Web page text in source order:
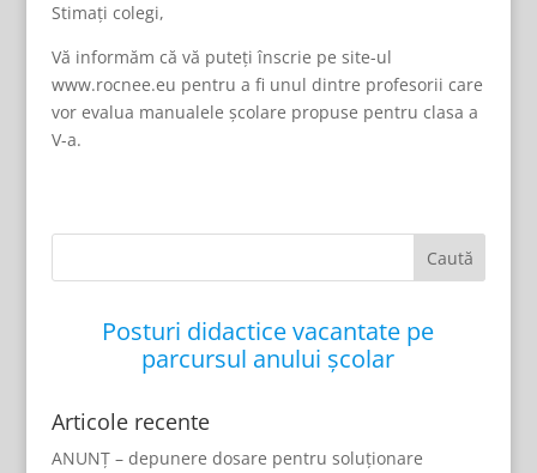
Stimați colegi,
Vă informăm că vă puteți înscrie pe site-ul
www.rocnee.eu pentru a fi unul dintre profesorii care
vor evalua manualele școlare propuse pentru clasa a
V-a.
Posturi didactice vacantate pe
parcursul anului școlar
Articole recente
ANUNȚ – depunere dosare pentru soluționare